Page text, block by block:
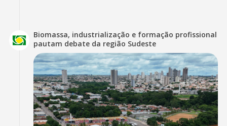
Biomassa, industrialização e formação profissional
pautam debate da região Sudeste